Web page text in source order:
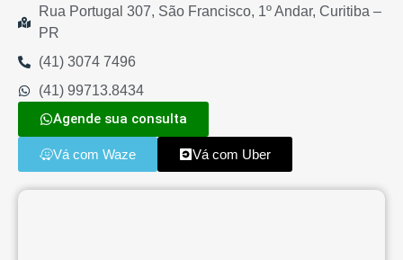
Rua Portugal 307, São Francisco, 1º Andar, Curitiba –
PR
(41) 3074 7496
(41) 99713.8434
Agende sua consulta
Vá com Waze Vá com Uber